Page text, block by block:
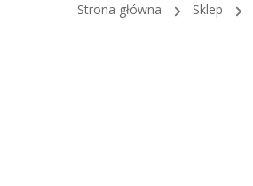
Strona główna Sklep